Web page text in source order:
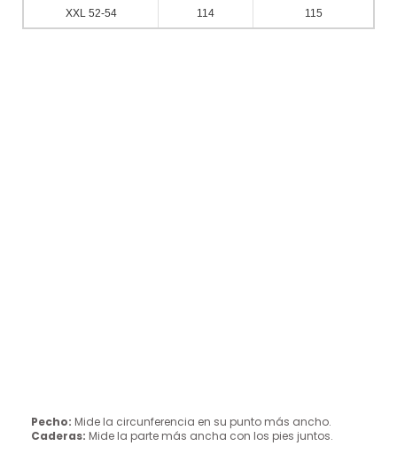
XXL 52-54 114 115
Pecho: Mide la circunferencia en su punto más ancho.
Caderas: Mide la parte más ancha con los pies juntos.